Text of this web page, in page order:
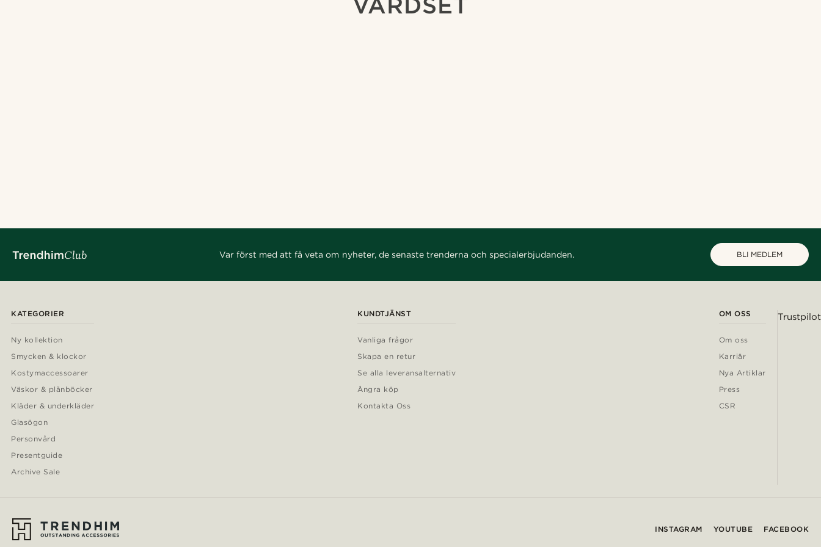
Var först med att få veta om nyheter, de senaste trenderna och specialerbjudanden. BLI MEDLEM
KATEGORIER
Ny kollektion
Smycken & klockor
Kostymaccessoarer
Väskor & plånböcker
Kläder & underkläder
Glasögon
Personvård
Presentguide
Archive Sale
KUNDTJÄNST
Vanliga frågor
Skapa en retur
Se alla leveransalternativ
Ångra köp
Kontakta Oss
OM OSS
Om oss
Karriär
Nya Artiklar
Press
CSR
Trustpilot
INSTAGRAM YOUTUBE FACEBOOK